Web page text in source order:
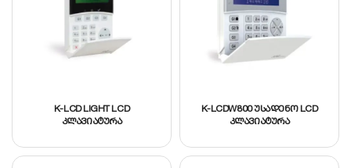
K-LCD LIGHT LCD
კლავიატურა
K-LCDW800 უსადენო LCD
კლავიატურა